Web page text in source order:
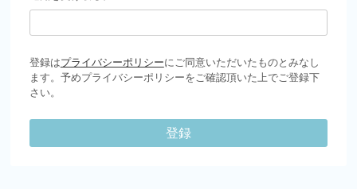
登録はプライバシーポリシーにご同意いただいたものとみなし
ます。予めプライバシーポリシーをご確認頂いた上でご登録下
さい。
登録